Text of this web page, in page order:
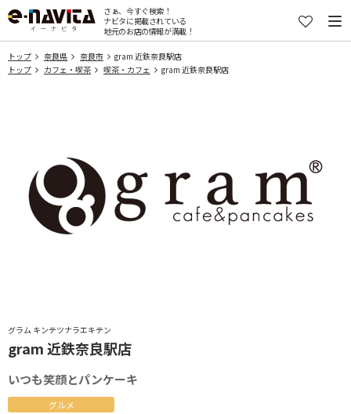
さぁ、今すぐ検索！
ナビタに掲載されている
地元のお店の情報が満載！
トップ 奈良県 奈良市
gram 近鉄奈良駅店
トップ
カフェ・喫茶 喫茶・カフェ gram 近鉄奈良駅店
グラム キンテツナラエキテン
gram 近鉄奈良駅店
いつも笑顔とパンケーキ
グルメ